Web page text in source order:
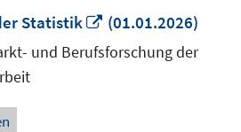
Statistik
In
neuem
Fenster
(01.01.2026)
und Berufsforschung der